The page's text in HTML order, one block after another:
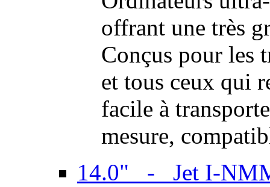
offrant une très
Conçus pour les
et tous ceux qui
facile à
mesure,
14.0" - Jet I-